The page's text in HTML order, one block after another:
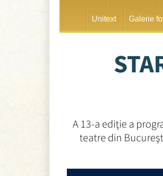
Unitext Galerie
A 13-a ediţie a
teatre din